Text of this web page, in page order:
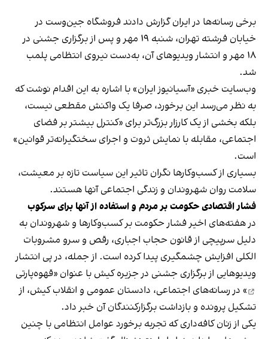
برخی رسانه‌ها در ایران گزارش دادند فروشگاه جین‌وست در
خیابان فرشته تهران، شنبه ۱۹ مهر و پس از برگزاری جشنی در
۱۸ مهر و انتشار ویدیوهای آن، به‌دست نیروی انتظامی پلمب
شد.
وب‌سایت خبری «آسیانیوز ایران» با اشاره به این اقدام نوشت که
به نظر می‌رسد این برخورد، صرفا یک واکنش مقطعی نیست،
بلکه بخشی از یک کارزار بزرگ‌تر برای «کنترل بیشتر بر فضای
اجتماعی، مقابله با نمایش ثروت و اجرای سختگیرانه‌تر قوانین»
است.
بسیاری از کسب‌وکارها نگران تاثیر این سیاست‌ تازه بر معیشت،
سلامت روان شهروندان و زندگی اجتماعی آنها هستند.
فشار اقتصادی حکومت بر مردم و استفاده از آنها برای سرکوب
در هفته‌های اخیر فشار حکومت بر کسب‌وکارها و شهروندان به
دلیل سرپیچی از قانون حجاب اجباری، رقص و سرو مشروبات
الکلی افزایش چشمگیری پیدا کرده است. از جمله، در پی انتشار
ویدیوهایی از برگزاری جشنی در جزیره کیش با عنوان «قهوه‌پارتی
» در رسانه‌های اجتماعی، دادستان عمومی و انقلاب کیش، از
تشکیل پرونده و بازداشت برگزارکنندگان آن خبر داد.
یکی از زنان کافه‌داری که تجربه برخورد عوامل انتظامی با چنین